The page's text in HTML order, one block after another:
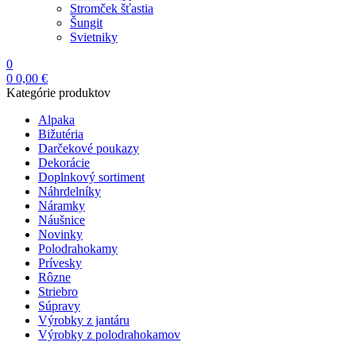
Stromček šťastia
Šungit
Svietniky
0
0 0,00 €
Kategórie produktov
Alpaka
Bižutéria
Darčekové poukazy
Dekorácie
Doplnkový sortiment
Náhrdelníky
Náramky
Náušnice
Novinky
Polodrahokamy
Prívesky
Rôzne
Striebro
Súpravy
Výrobky z jantáru
Výrobky z polodrahokamov